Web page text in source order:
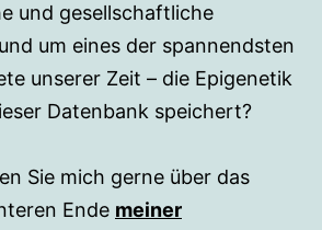
und gesellschaftliche
um eines der spannendsten
unserer Zeit – die Epigenetik
Datenbank speichert?
Sie mich gerne über das
Ende meiner